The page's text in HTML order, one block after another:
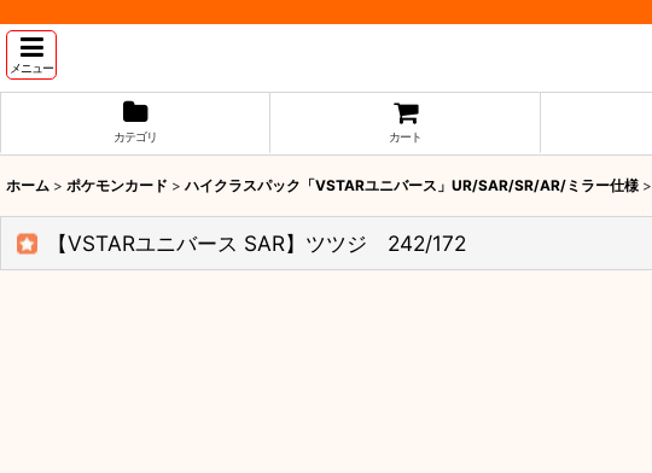
メニュー
カテゴリ カート
ホーム > ポケモンカード > ハイクラスパック「VSTARユニバース」UR/SAR/SR/AR/ミラー仕様 >
【VSTARユニバース SAR】ツツジ 242/172